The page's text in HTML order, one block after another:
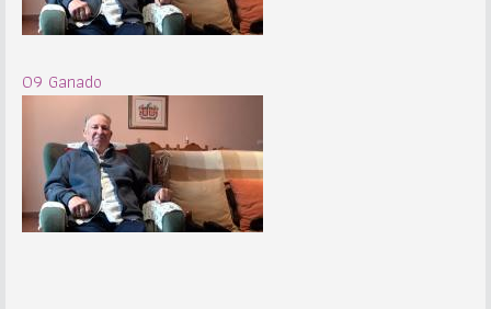
09 Ganado